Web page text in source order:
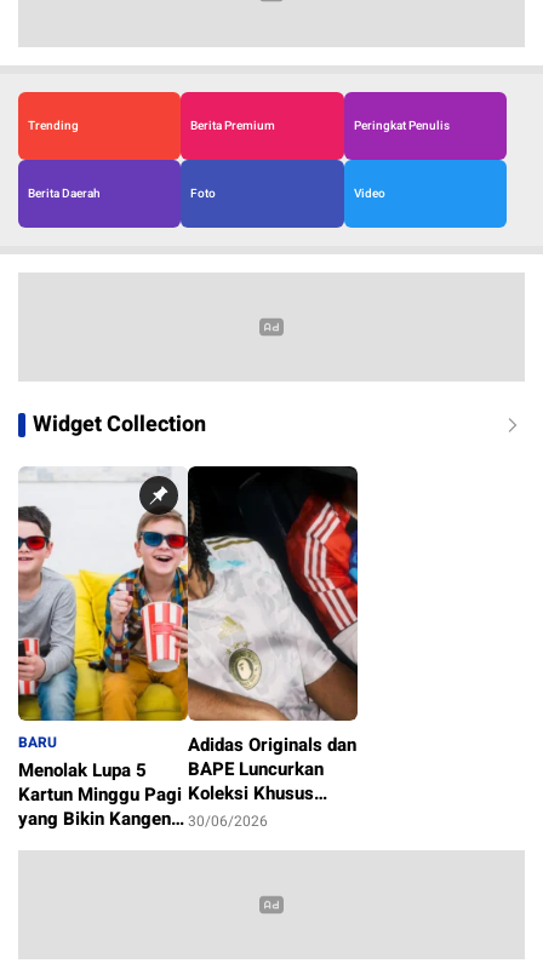
Trending Berita Premium Peringkat Penulis
Berita Daerah Foto Video
Widget Collection
BARU
Menolak Lupa 5
Kartun Minggu Pagi
yang Bikin Kangen
Masa Kecil
1/07/2026
Adidas Originals dan
BAPE Luncurkan
Koleksi Khusus
Sambut Piala Dunia
30/06/2026